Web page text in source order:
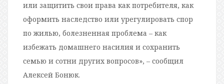
или защитить свои права как потребителя, как
оформить наследство или урегулировать спор
по жилью, болезненная проблема – как
избежать домашнего насилия и сохранить
семью и сотни других вопросов», – сообщил
Алексей Бонюк.